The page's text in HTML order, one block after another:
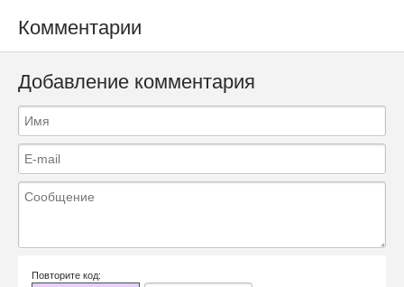
Комментарии
Добавление комментария
Повторите код: